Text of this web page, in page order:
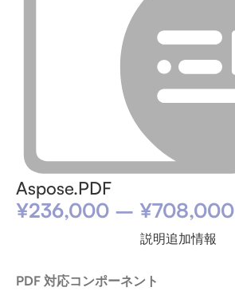
Aspose.PDF
¥236,000 – ¥708,000
説明追加情報
PDF 対応コンポーネント